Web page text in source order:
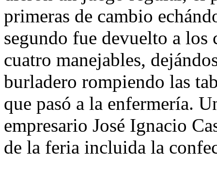
primeras de cambio
segundo fue devuelto a
cuatro manejables,
burladero rompiendo las
que pasó a la enfermería.
empresario José Ignacio
de la feria incluida la